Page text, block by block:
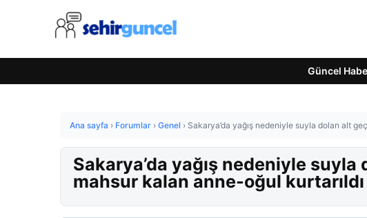
Güncel
Ana sayfa › Forumlar › Genel › Sakarya’da yağış nedeniyle suyla dolan alt
Sakarya’da yağış nedeniyle
mahsur kalan anne-oğul kurtarıldı